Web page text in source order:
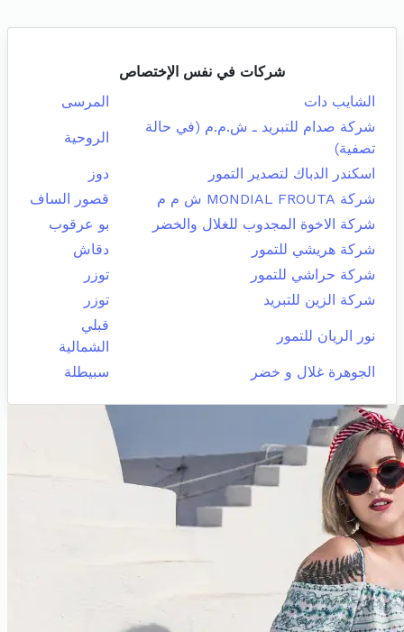
شركات في نفس الإختصاص
الشايب دات
المرسى
شركة صدام للتبريد ـ ش.م.م (في حالة
تصفية)
الروحية
اسكندر الدباك لتصدير التمور
دوز
شركة MONDIAL FROUTA ش م م
قصور الساف
شركة الاخوة المجدوب للغلال والخضر
بو عرقوب
شركة هريشي للتمور
دقاش
شركة حراشي للتمور
توزر
شركة الزين للتبريد
توزر
نور الريان للتمور
قبلي
الشمالية
الجوهرة غلال و خضر
سبيطلة